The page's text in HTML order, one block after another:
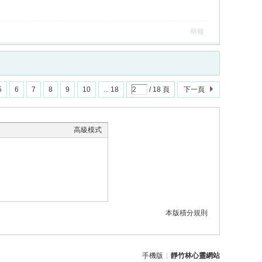
舉報
6 7 8 9 10 ... 18 / 18 頁 下一頁
高級模式
本版積分規則
手機版 靜竹林心靈網站